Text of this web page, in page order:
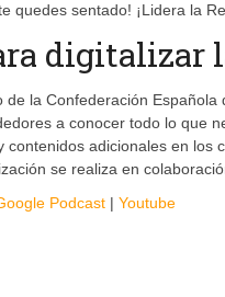
quedes sentado! ¡Lidera la
digitalizar
de la Confederación
a conocer todo lo que
adicionales en los
se realiza en
Podcast | Youtube